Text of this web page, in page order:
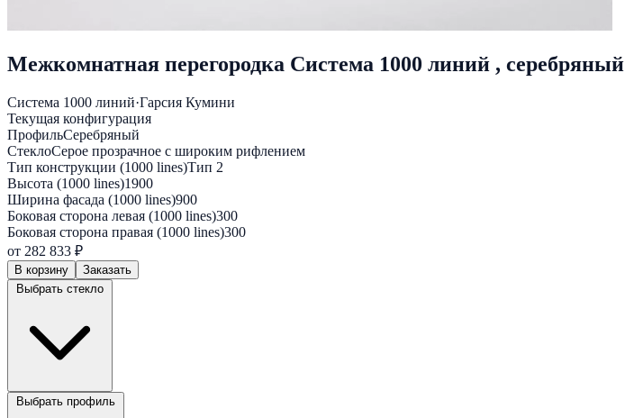
Межкомнатная перегородка Система 1000 линий , серебряный
Система 1000 линий·Гарсия Кумини
Текущая конфигурация
ПрофильСеребряный
СтеклоСерое прозрачное с широким рифлением
Тип конструкции (1000 lines)Тип 2
Высота (1000 lines)1900
Ширина фасада (1000 lines)900
Боковая сторона левая (1000 lines)300
Боковая сторона правая (1000 lines)300
от 282 833 ₽
В корзину
Заказать